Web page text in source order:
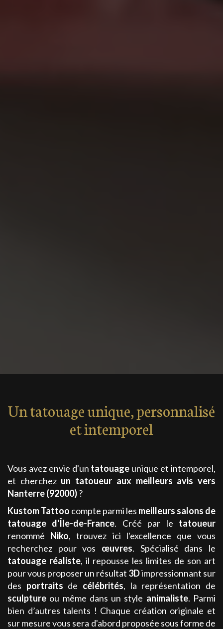
Un tatouage unique, personnalisé
et intemporel
Vous avez envie d'un tatouage unique et intemporel,
et cherchez un tatoueur aux meilleurs avis vers
Nanterre (92000)?
Kustom Tattoo compte parmi les meilleurs salons de
tatouage d'Île-de-France. Créé par le tatoueur
renommé Niko, trouvez ici l'excellence que vous
recherchez pour vos œuvres. Spécialisé dans le
tatouage réaliste, il repousse les limites de son art
pour vous proposer un résultat 3Dimpressionnant sur
des portraits de célébrités, la représentation de
sculpture ou même dans un style animaliste. Parmi
bien d’autres talents ! Chaque création originale et
sur mesure vous sera d'abord proposée sous forme de